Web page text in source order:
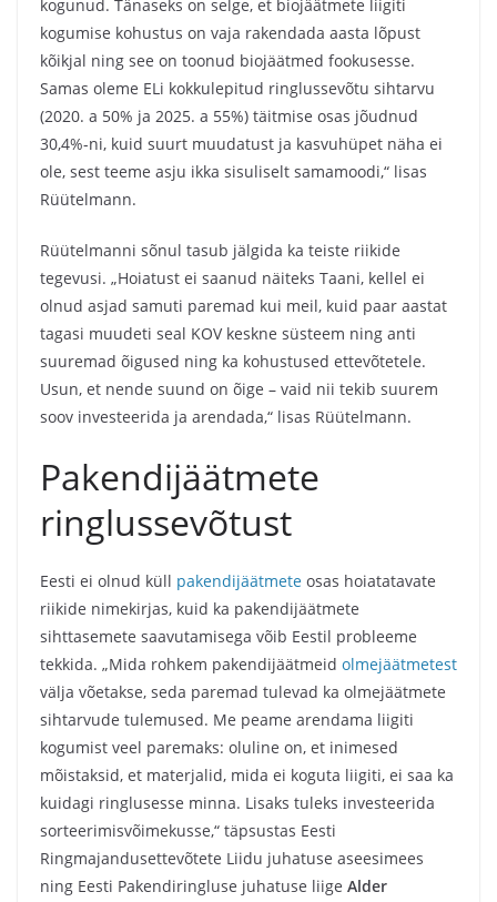
kogunud. Tänaseks on selge, et biojäätmete liigiti
kogumise kohustus on vaja rakendada aasta lõpust
kõikjal ning see on toonud biojäätmed fookusesse.
Samas oleme ELi kokkulepitud ringlussevõtu sihtarvu
(2020. a 50% ja 2025. a 55%) täitmise osas jõudnud
30,4%-ni, kuid suurt muudatust ja kasvuhüpet näha ei
ole, sest teeme asju ikka sisuliselt samamoodi,“ lisas
Rüütelmann.
Rüütelmanni sõnul tasub jälgida ka teiste riikide
tegevusi. „Hoiatust ei saanud näiteks Taani, kellel ei
olnud asjad samuti paremad kui meil, kuid paar aastat
tagasi muudeti seal KOV keskne süsteem ning anti
suuremad õigused ning ka kohustused ettevõtetele.
Usun, et nende suund on õige – vaid nii tekib suurem
soov investeerida ja arendada,“ lisas Rüütelmann.
Pakendijäätmete
ringlussevõtust
Eesti ei olnud küll pakendijäätmete osas hoiatatavate
riikide nimekirjas, kuid ka pakendijäätmete
sihttasemete saavutamisega võib Eestil probleeme
tekkida. „Mida rohkem pakendijäätmeid olmejäätmetest
välja võetakse, seda paremad tulevad ka olmejäätmete
sihtarvude tulemused. Me peame arendama liigiti
kogumist veel paremaks: oluline on, et inimesed
mõistaksid, et materjalid, mida ei koguta liigiti, ei saa ka
kuidagi ringlusesse minna. Lisaks tuleks investeerida
sorteerimisvõimekusse,“ täpsustas Eesti
Ringmajandusettevõtete Liidu juhatuse aseesimees
ning Eesti Pakendiringluse juhatuse liige Alder